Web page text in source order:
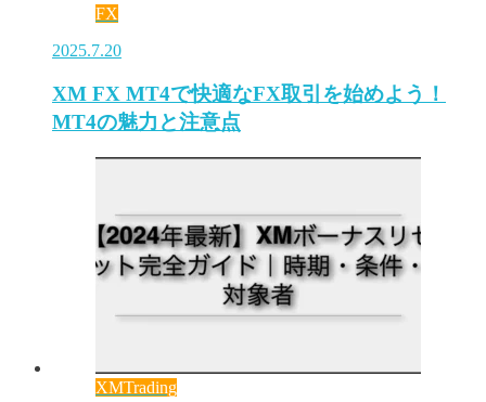
FX
2025.7.20
XM FX MT4で快適なFX取引を始めよう！
MT4の魅力と注意点
XMTrading